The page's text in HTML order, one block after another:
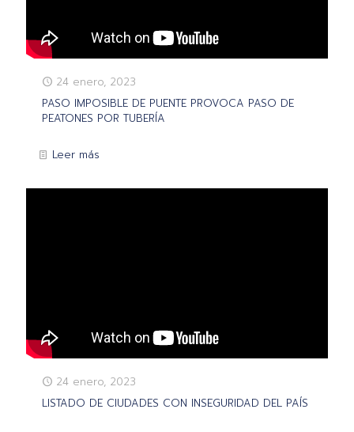
24 enero, 2023
PASO IMPOSIBLE DE PUENTE PROVOCA PASO DE
PEATONES POR TUBERÍA
Leer más
24 enero, 2023
LISTADO DE CIUDADES CON INSEGURIDAD DEL PAÍS